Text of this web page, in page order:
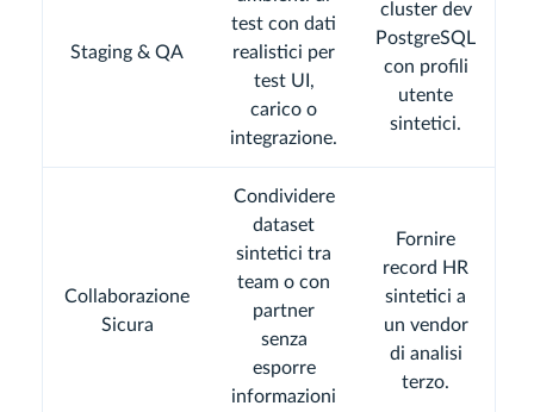
Staging & QA
test con dati
realistici per
test UI,
carico o
integrazione.
cluster dev
PostgreSQL
con profili
utente
sintetici.
Collaborazione
Sicura
Condividere
dataset
sintetici tra
team o con
partner
senza
esporre
informazioni
Fornire
record HR
sintetici a
un vendor
di analisi
terzo.